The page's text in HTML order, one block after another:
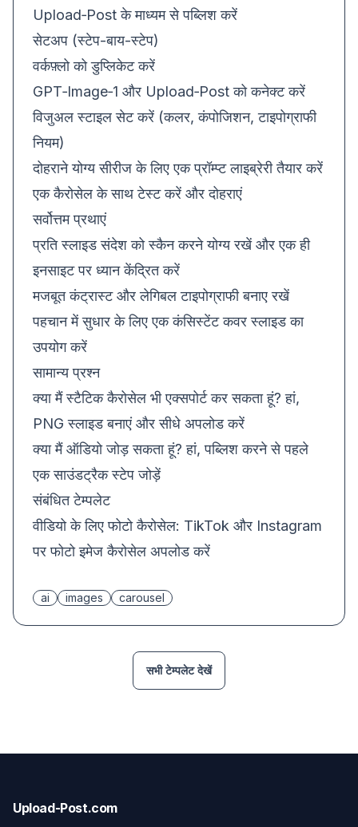
Upload‑Post के माध्यम से पब्लिश करें
सेटअप (स्टेप-बाय-स्टेप)
वर्कफ़्लो को डुप्लिकेट करें
GPT‑Image‑1 और Upload‑Post को कनेक्ट करें
विजुअल स्टाइल सेट करें (कलर, कंपोजिशन, टाइपोग्राफी
नियम)
दोहराने योग्य सीरीज के लिए एक प्रॉम्प्ट लाइब्रेरी तैयार करें
एक कैरोसेल के साथ टेस्ट करें और दोहराएं
सर्वोत्तम प्रथाएं
प्रति स्लाइड संदेश को स्कैन करने योग्य रखें और एक ही
इनसाइट पर ध्यान केंद्रित करें
मजबूत कंट्रास्ट और लेगिबल टाइपोग्राफी बनाए रखें
पहचान में सुधार के लिए एक कंसिस्टेंट कवर स्लाइड का
उपयोग करें
सामान्य प्रश्न
क्या मैं स्टैटिक कैरोसेल भी एक्सपोर्ट कर सकता हूं? हां,
PNG स्लाइड बनाएं और सीधे अपलोड करें
क्या मैं ऑडियो जोड़ सकता हूं? हां, पब्लिश करने से पहले
एक साउंडट्रैक स्टेप जोड़ें
संबंधित टेम्पलेट
वीडियो के लिए फोटो कैरोसेल: TikTok और Instagram
पर फोटो इमेज कैरोसेल अपलोड करें
ai images carousel
सभी टेम्पलेट देखें
Upload-Post.com